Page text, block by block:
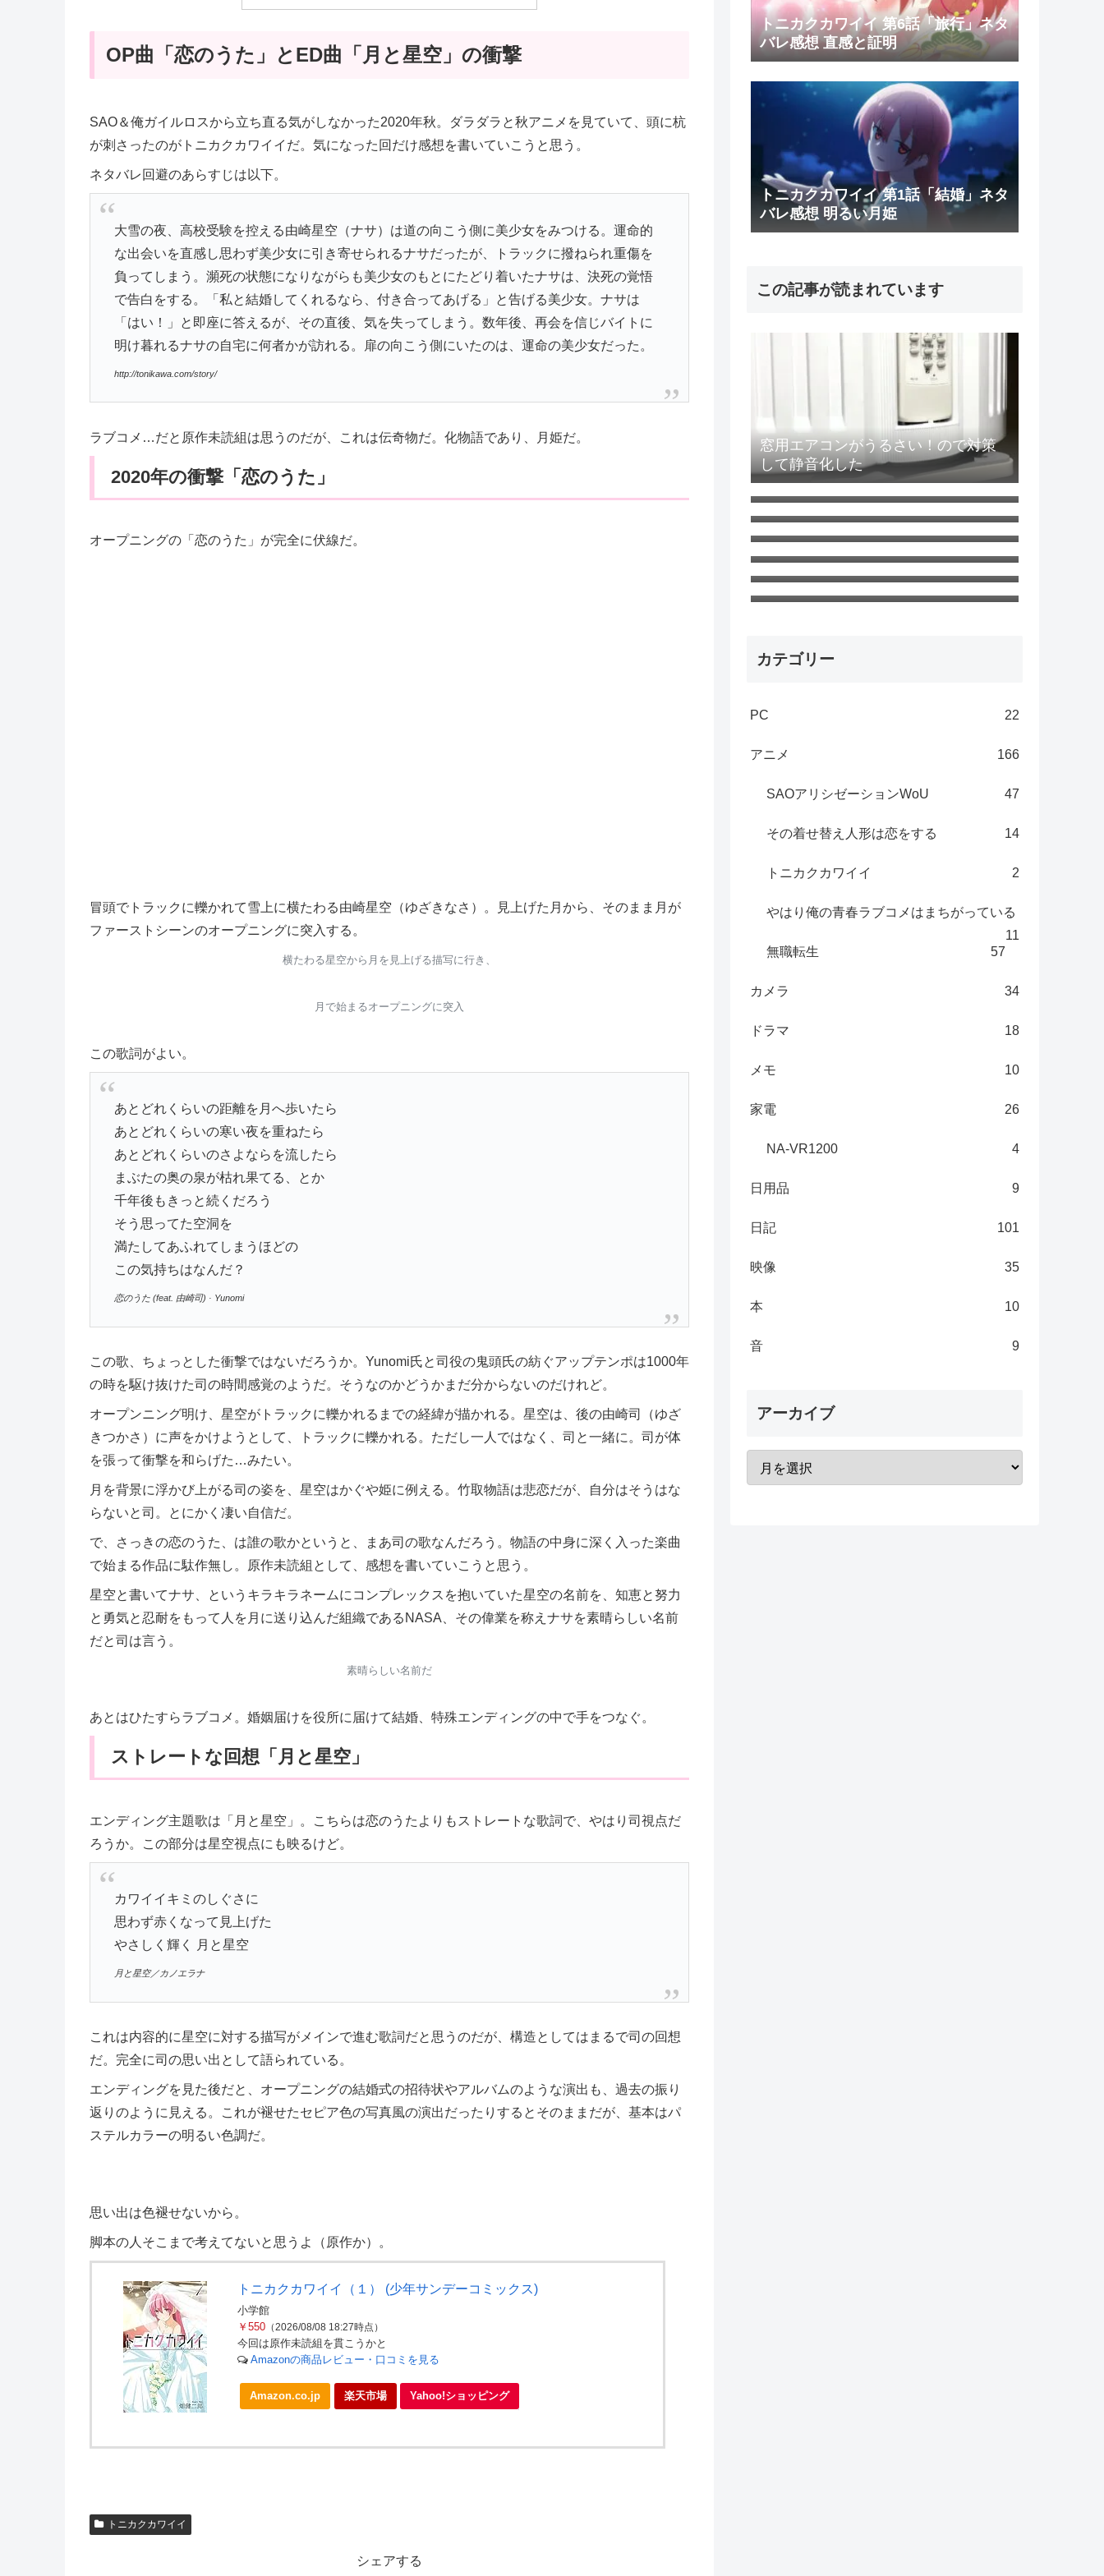
OP曲「恋のうた」とED曲「月と星空」の衝撃
SAO＆俺ガイルロスから立ち直る気がしなかった2020年秋。ダラダラと秋アニメを見ていて、頭に杭
が刺さったのがトニカクカワイイだ。気になった回だけ感想を書いていこうと思う。
ネタバレ回避のあらすじは以下。
大雪の夜、高校受験を控える由崎星空（ナサ）は道の向こう側に美少女をみつける。運命的
な出会いを直感し思わず美少女に引き寄せられるナサだったが、トラックに撥ねられ重傷を
負ってしまう。瀕死の状態になりながらも美少女のもとにたどり着いたナサは、決死の覚悟
で告白をする。「私と結婚してくれるなら、付き合ってあげる」と告げる美少女。ナサは
「はい！」と即座に答えるが、その直後、気を失ってしまう。数年後、再会を信じバイトに
明け暮れるナサの自宅に何者かが訪れる。扉の向こう側にいたのは、運命の美少女だった。
http://tonikawa.com/story/
ラブコメ…だと原作未読組は思うのだが、これは伝奇物だ。化物語であり、月姫だ。
2020年の衝撃「恋のうた」
オープニングの「恋のうた」が完全に伏線だ。
冒頭でトラックに轢かれて雪上に横たわる由崎星空（ゆざきなさ）。見上げた月から、そのまま月が
ファーストシーンのオープニングに突入する。
横たわる星空から月を見上げる描写に行き、
月で始まるオープニングに突入
この歌詞がよい。
あとどれくらいの距離を月へ歩いたら
あとどれくらいの寒い夜を重ねたら
あとどれくらいのさよならを流したら
まぶたの奥の泉が枯れ果てる、とか
千年後もきっと続くだろう
そう思ってた空洞を
満たしてあふれてしまうほどの
この気持ちはなんだ？
恋のうた (feat. 由崎司) · Yunomi
この歌、ちょっとした衝撃ではないだろうか。Yunomi氏と司役の鬼頭氏の紡ぐアップテンポは1000年
の時を駆け抜けた司の時間感覚のようだ。そうなのかどうかまだ分からないのだけれど。
オープンニング明け、星空がトラックに轢かれるまでの経緯が描かれる。星空は、後の由崎司（ゆざ
きつかさ）に声をかけようとして、トラックに轢かれる。ただし一人ではなく、司と一緒に。司が体
を張って衝撃を和らげた…みたい。
月を背景に浮かび上がる司の姿を、星空はかぐや姫に例える。竹取物語は悲恋だが、自分はそうはな
らないと司。とにかく凄い自信だ。
で、さっきの恋のうた、は誰の歌かというと、まあ司の歌なんだろう。物語の中身に深く入った楽曲
で始まる作品に駄作無し。原作未読組として、感想を書いていこうと思う。
星空と書いてナサ、というキラキラネームにコンプレックスを抱いていた星空の名前を、知恵と努力
と勇気と忍耐をもって人を月に送り込んだ組織であるNASA、その偉業を称えナサを素晴らしい名前
だと司は言う。
素晴らしい名前だ
あとはひたすらラブコメ。婚姻届けを役所に届けて結婚、特殊エンディングの中で手をつなぐ。
ストレートな回想「月と星空」
エンディング主題歌は「月と星空」。こちらは恋のうたよりもストレートな歌詞で、やはり司視点だ
ろうか。この部分は星空視点にも映るけど。
カワイイキミのしぐさに
思わず赤くなって見上げた
やさしく輝く 月と星空
月と星空／カノエラナ
これは内容的に星空に対する描写がメインで進む歌詞だと思うのだが、構造としてはまるで司の回想
だ。完全に司の思い出として語られている。
エンディングを見た後だと、オープニングの結婚式の招待状やアルバムのような演出も、過去の振り
返りのように見える。これが褪せたセピア色の写真風の演出だったりするとそのままだが、基本はパ
ステルカラーの明るい色調だ。
思い出は色褪せないから。
脚本の人そこまで考えてないと思うよ（原作か）。
トニカクカワイイ（１） (少年サンデーコミックス)
小学館
￥550 （2026/08/08 18:27時点）
今回は原作未読組を貫こうかと
Amazonの商品レビュー・口コミを見る
Amazon.co.jp 楽天市場 Yahoo!ショッピング
トニカクカワイイ
シェアする
トニカクカワイイ 第6話「旅行」ネタ
バレ感想 直感と証明
トニカクカワイイ 第1話「結婚」ネタ
バレ感想 明るい月姫
この記事が読まれています
窓用エアコンがうるさい！ので対策
して静音化した
SAO アリシゼーション WoU 第23話
最終回「ニューワールド」ネタバレ
感想 新世界
無職転生Ⅱ 第18話「ターニングポイ
ント３」ネタバレ感想 さすがの神回
無職転生 第22話「現実（ユメ） 」ネ
タバレ感想 エリスの夢
無職転生Ⅱ 第24話「嗣ぐ」最終回ネ
タバレ感想
無職転生 第21話「ターニングポイン
ト2」ネタバレ感想 絶望しかない
無職転生 第8話「ターニングポイント
1」ネタバレ感想 第一部～完～
カテゴリー
PC 22
アニメ 166
SAOアリシゼーションWoU 47
その着せ替え人形は恋をする 14
トニカクカワイイ 2
やはり俺の青春ラブコメはまちがっている
11
無職転生
57
カメラ 34
ドラマ 18
メモ 10
家電 26
NA-VR1200 4
日用品 9
日記 101
映像 35
本 10
音 9
アーカイブ